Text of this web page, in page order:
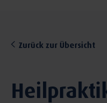
Zurück zur Übersicht